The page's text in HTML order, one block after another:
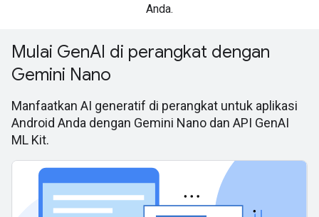
Anda.
Mulai GenAI di perangkat dengan
Gemini Nano
Manfaatkan AI generatif di perangkat untuk aplikasi
Android Anda dengan Gemini Nano dan API GenAI
ML Kit.